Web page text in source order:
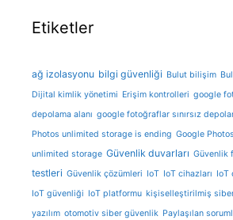
Etiketler
ağ izolasyonu bilgi güvenliği Bulut bilişim
Dijital kimlik yönetimi Erişim kontrolleri google
depolama alanı google fotoğraflar sınırsız
Photos unlimited storage is ending Google
unlimited storage Güvenlik duvarları Güvenlik
testleri Güvenlik çözümleri IoT IoT cihazları IoT
IoT güvenliği IoT platformu kişiselleştirilmiş
yazılım otomotiv siber güvenlik Paylaşılan